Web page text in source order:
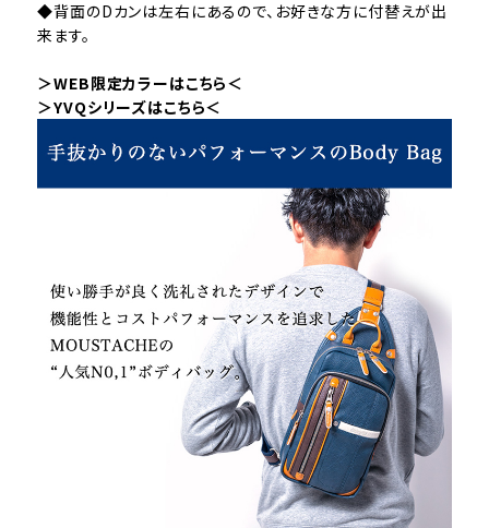
◆背面のDカンは左右にあるので、お好きな方に付替えが出
来ます。
＞WEB限定カラーはこちら＜
＞YVQシリーズはこちら＜